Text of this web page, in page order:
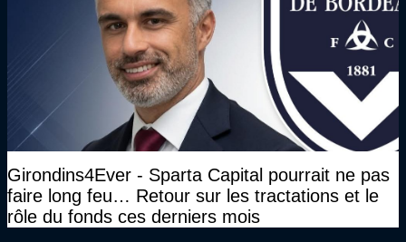
Girondins4Ever - Sparta Capital pourrait ne pas
faire long feu… Retour sur les tractations et le
rôle du fonds ces derniers mois